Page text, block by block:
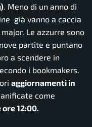
. Meno di un anno di
già vanno a caccia
Le azzurre sono
partite e puntano
a scendere in
i bookmakers.
aggiornamenti in
come
12:00.